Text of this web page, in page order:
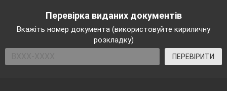
Перевірка виданих документів
Вкажіть номер документа (використовуйте кириличну
розкладку)
ПЕРЕВІРИТИ